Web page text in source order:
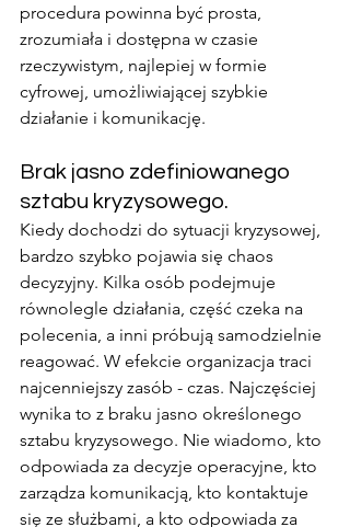
procedura powinna być prosta,
zrozumiała i dostępna w czasie
rzeczywistym, najlepiej w formie
cyfrowej, umożliwiającej szybkie
działanie i komunikację.
Brak jasno zdefiniowanego
sztabu kryzysowego.
Kiedy dochodzi do sytuacji kryzysowej,
bardzo szybko pojawia się chaos
decyzyjny. Kilka osób podejmuje
równolegle działania, część czeka na
polecenia, a inni próbują samodzielnie
reagować. W efekcie organizacja traci
najcenniejszy zasób - czas. Najczęściej
wynika to z braku jasno określonego
sztabu kryzysowego. Nie wiadomo, kto
odpowiada za decyzje operacyjne, kto
zarządza komunikacją, kto kontaktuje
się ze służbami, a kto odpowiada za